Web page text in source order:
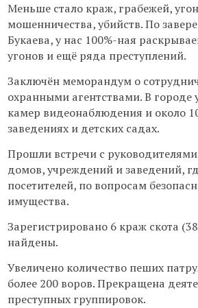
Меньше стало краж, грабежей,
мошенничества, убийств. По
Букаева, у нас 100%-ная
угонов и ещё ряда преступлений.
Заключён меморандум о
охранными агентствами. В городе
камер видеонаблюдения и около
заведениях и детских садах.
Прошли встречи с
домов, учреждений и заведений,
посетителей, по вопросам
имущества.
Зарегистрировано 6 краж скота
найдены.
Увеличено количество пеших
более 200 воров. Прекращена
преступных группировок.